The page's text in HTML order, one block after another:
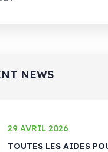
NEWS
29 AVRIL 2026
TOUTES LES AIDES